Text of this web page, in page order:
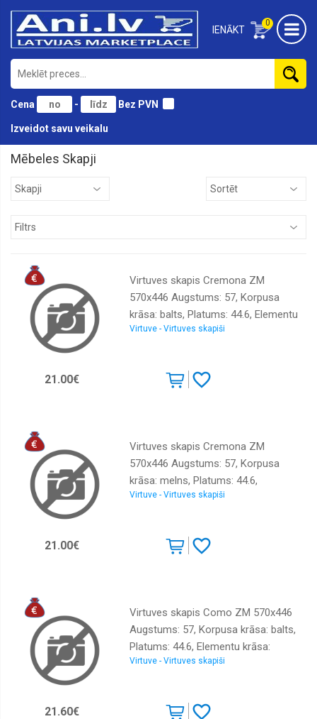
0
IENĀKT
Cena - Bez PVN
Izveidot savu veikalu
Bērnu
Divāni
Galdi
Gultas
Guļamistabai
Komplekti
Kumodes
Moduļu
sistēmas
Plaukti
Priekšnama
Sekcijas
Skapji
Mēbeles Skapji
Virtuves skapis Cremona ZM
570x446 Augstums: 57, Korpusa
krāsa: balts, Platums: 44.6, Elementu
krāsa: ozols cremona, Virsma:
Virtuve - Virtuves skapiši
21.00€
Virtuves skapis Cremona ZM
570x446 Augstums: 57, Korpusa
krāsa: melns, Platums: 44.6,
Elementu krāsa: ozols cremona,
Virtuve - Virtuves skapiši
21.00€
Virtuves skapis Como ZM 570x446
Augstums: 57, Korpusa krāsa: balts,
Platums: 44.6, Elementu krāsa:
kašmira, Virsma: Matēts, Materiāls :
Virtuve - Virtuves skapiši
21.60€